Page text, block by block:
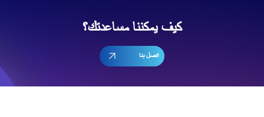
كيف يمكننا مساعدتك؟
اتصل بنا